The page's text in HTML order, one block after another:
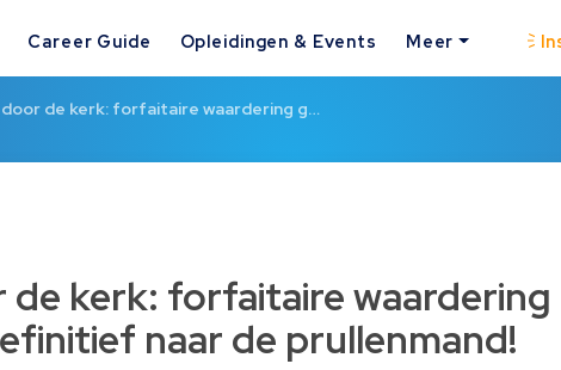
Career Guide Opleidingen & Events Meer
door de kerk: forfaitaire waardering g…
de kerk: forfaitaire waardering
naar de prullenmand!